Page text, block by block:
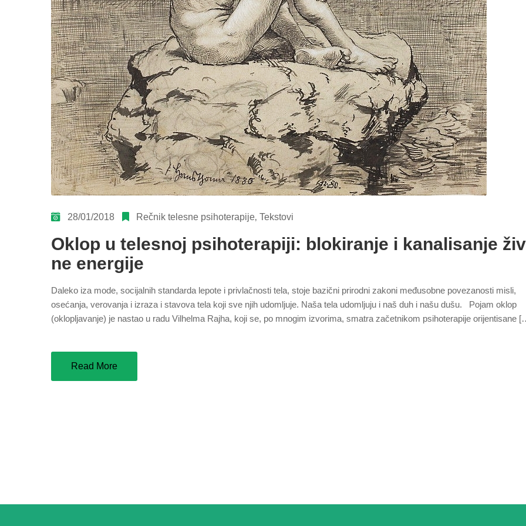
28/01/2018 Rečnik telesne psihoterapije‚ Tekstovi
Oklop u telesnoj psihoterapiji: blokiranje i kanalisanje
ne energije
Daleko iza mode, socijalnih standarda lepote i privlačnosti tela, stoje bazični prirodni zakoni međusobne povezanosti misli,
osećanja, verovanja i izraza i stavova tela koji sve njih udomljuje. Naša tela udomljuju i naš duh i našu dušu. Pojam oklop
(oklopljavanje) je nastao u radu Vilhelma Rajha, koji se, po mnogim izvorima, smatra začetnikom psihoterapije orijentisane
Read More